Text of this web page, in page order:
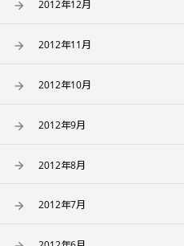
2012年12月
2012年11月
2012年10月
2012年9月
2012年8月
2012年7月